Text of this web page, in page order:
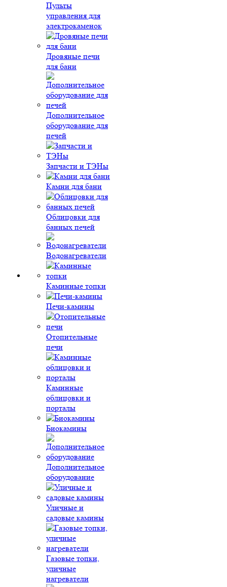
Пульты
управления для
электрокаменок
Дровяные печи
для бани
Дополнительное
оборудование для
печей
Запчасти и ТЭНы
Камни для бани
Облицовки для
банных печей
Водонагреватели
Каминные топки
Печи-камины
Отопительные
печи
Каминные
облицовки и
порталы
Биокамины
Дополнительное
оборудование
Уличные и
садовые камины
Газовые топки,
уличные
нагреватели